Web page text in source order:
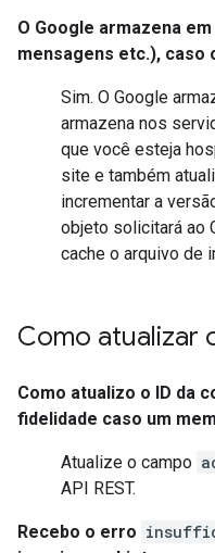
O Google armazena
mensagens etc.), caso
Sim. O Google
armazena nos
que você esteja
site e também
incrementar a
objeto solicitará ao
cache o arquivo de
Como atualizar
Como atualizo o ID da
fidelidade caso um
Atualize o campo
API REST.
Recebo o erro